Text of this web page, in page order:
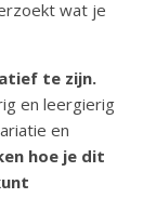
wat je
te zijn.
en leergierig
en
hoe je dit